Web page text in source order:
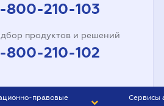
800-210-103
продуктов и решений
800-210-102
правовые
Сервисы